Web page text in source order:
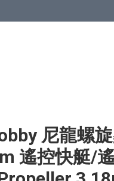
尼龍螺
遙控快艇/